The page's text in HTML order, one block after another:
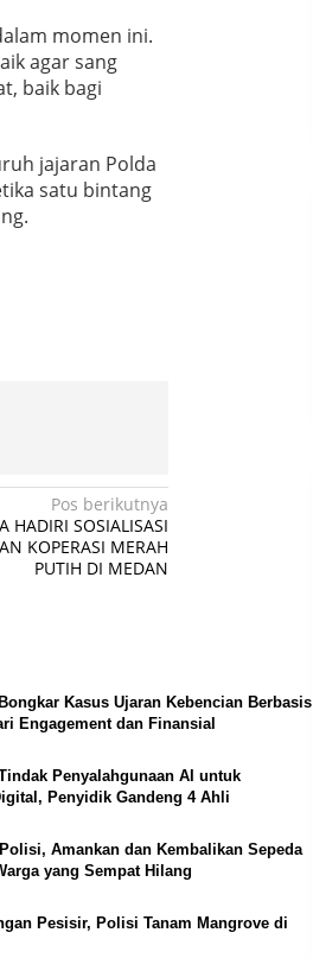
momen ini.
agar sang
baik bagi
jajaran Polda
satu bintang
Pos berikutnya
HADIRI SOSIALISASI
KOPERASI MERAH
PUTIH DI MEDAN
Kasus Ujaran Kebencian Berbasis
Engagement dan Finansial
Penyalahgunaan AI untuk
Penyidik Gandeng 4 Ahli
Amankan dan Kembalikan Sepeda
yang Sempat Hilang
Pesisir, Polisi Tanam Mangrove di